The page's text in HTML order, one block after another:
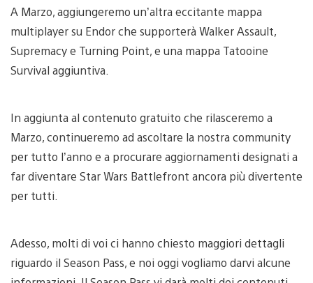
A Marzo, aggiungeremo un’altra eccitante mappa
multiplayer su Endor che supporterà Walker Assault,
Supremacy e Turning Point, e una mappa Tatooine
Survival aggiuntiva.
In aggiunta al contenuto gratuito che rilasceremo a
Marzo, continueremo ad ascoltare la nostra community
per tutto l’anno e a procurare aggiornamenti designati a
far diventare Star Wars Battlefront ancora più divertente
per tutti.
Adesso, molti di voi ci hanno chiesto maggiori dettagli
riguardo il Season Pass, e noi oggi vogliamo darvi alcune